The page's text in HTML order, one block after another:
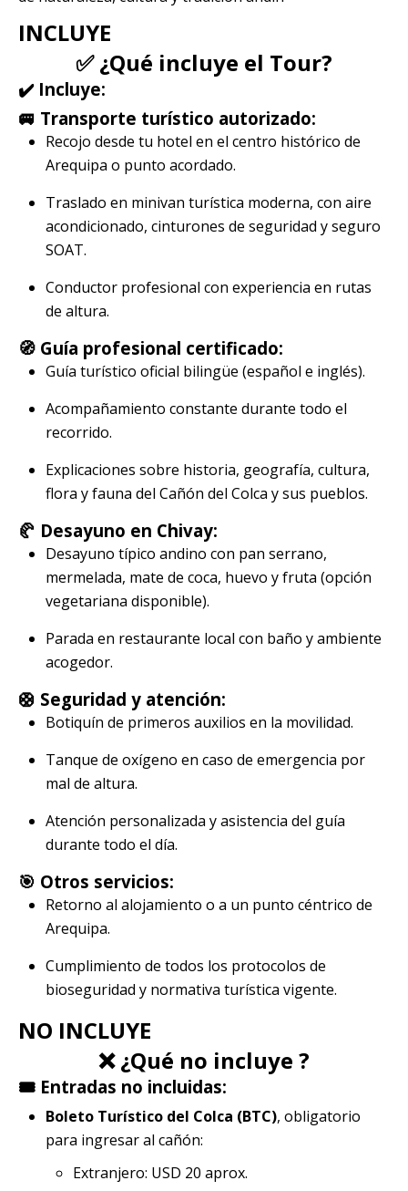
INCLUYE
✅ ¿Qué incluye el Tour?
✔️ Incluye:
🚐 Transporte turístico autorizado:
Recojo desde tu hotel en el centro histórico de
Arequipa o punto acordado.
Traslado en minivan turística moderna, con aire
acondicionado, cinturones de seguridad y seguro
SOAT.
Conductor profesional con experiencia en rutas
de altura.
🧭 Guía profesional certificado:
Guía turístico oficial bilingüe (español e inglés).
Acompañamiento constante durante todo el
recorrido.
Explicaciones sobre historia, geografía, cultura,
flora y fauna del Cañón del Colca y sus pueblos.
🥐 Desayuno en Chivay:
Desayuno típico andino con pan serrano,
mermelada, mate de coca, huevo y fruta (opción
vegetariana disponible).
Parada en restaurante local con baño y ambiente
acogedor.
🛟 Seguridad y atención:
Botiquín de primeros auxilios en la movilidad.
Tanque de oxígeno en caso de emergencia por
mal de altura.
Atención personalizada y asistencia del guía
durante todo el día.
🎯 Otros servicios:
Retorno al alojamiento o a un punto céntrico de
Arequipa.
Cumplimiento de todos los protocolos de
bioseguridad y normativa turística vigente.
NO INCLUYE
❌ ¿Qué no incluye ?
🎟️ Entradas no incluidas:
Boleto Turístico del Colca (BTC), obligatorio
para ingresar al cañón:
Extranjero: USD 20 aprox.